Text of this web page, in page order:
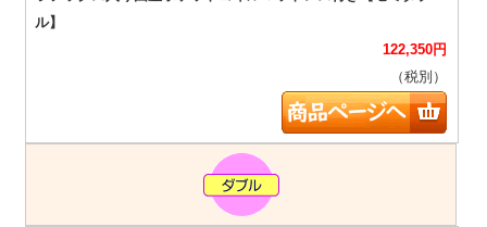
122,350円
（税別）